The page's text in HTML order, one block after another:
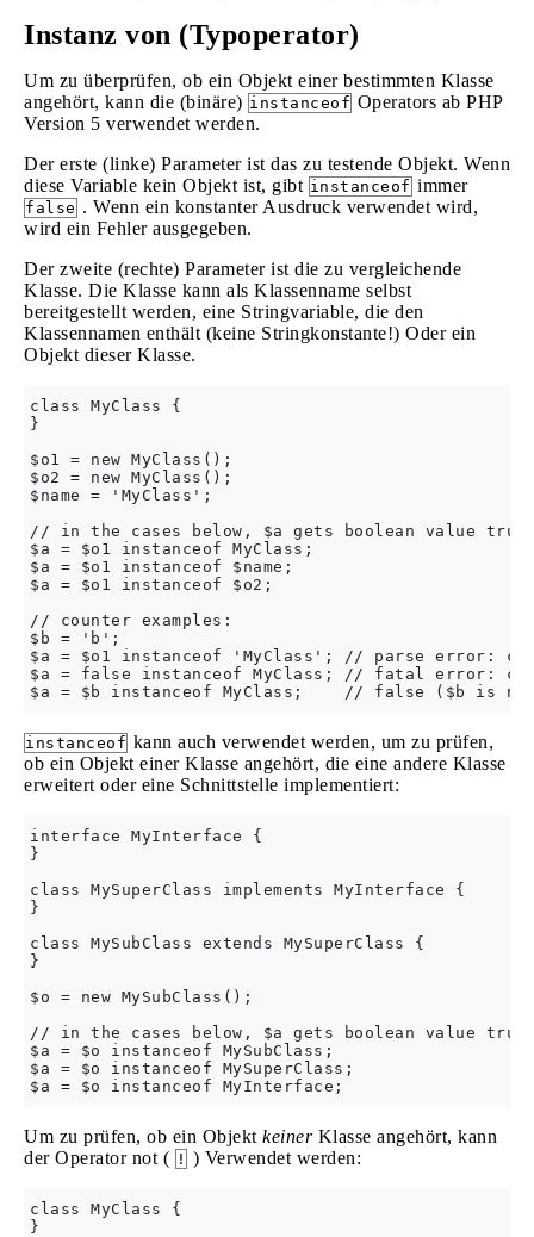
Instanz von (Typoperator)
Um zu überprüfen, ob ein Objekt einer bestimmten Klasse
angehört, kann die (binäre) instanceof Operators ab PHP
Version 5 verwendet werden.
Der erste (linke) Parameter ist das zu testende Objekt. Wenn
diese Variable kein Objekt ist, gibt instanceof immer
false . Wenn ein konstanter Ausdruck verwendet wird,
wird ein Fehler ausgegeben.
Der zweite (rechte) Parameter ist die zu vergleichende
Klasse. Die Klasse kann als Klassenname selbst
bereitgestellt werden, eine Stringvariable, die den
Klassennamen enthält (keine Stringkonstante!) Oder ein
Objekt dieser Klasse.
class MyClass {
}
$o1 = new MyClass();
$o2 = new MyClass();
$name = 'MyClass';
// in the cases below, $a gets boolean value true
$a = $o1 instanceof MyClass;
$a = $o1 instanceof $name;
$a = $o1 instanceof $o2;
// counter examples:
$b = 'b';
$a = $o1 instanceof 'MyClass'; // parse error:
$a = false instanceof MyClass; // fatal error:
instanceof kann auch verwendet werden, um zu prüfen,
ob ein Objekt einer Klasse angehört, die eine andere Klasse
erweitert oder eine Schnittstelle implementiert:
interface MyInterface {
}
class MySuperClass implements MyInterface {
}
class MySubClass extends MySuperClass {
}
$o = new MySubClass();
// in the cases below, $a gets boolean value
$a = $o instanceof MySubClass;
$a = $o instanceof MySuperClass;
Um zu prüfen, ob ein Objekt keinerKlasse angehört, kann
der Operator not ( ! ) Verwendet werden:
class MyClass {
}